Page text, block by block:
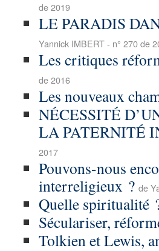
de 2019
LE PARADIS
Yannick IMBERT - n° 270 de
Les critiques
de 2016
Les nouveaux
NÉCESSITÉ
LA PATERNITÉ
2017
Pouvons-nous
interreligieux ? de
Quelle spiritualité
Séculariser,
Tolkien et Lewis,